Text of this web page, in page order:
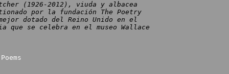
(1926-2012), viuda y albacea
por la fundación The Poetry
dotado del Reino Unido en el
que se celebra en el museo Wallace